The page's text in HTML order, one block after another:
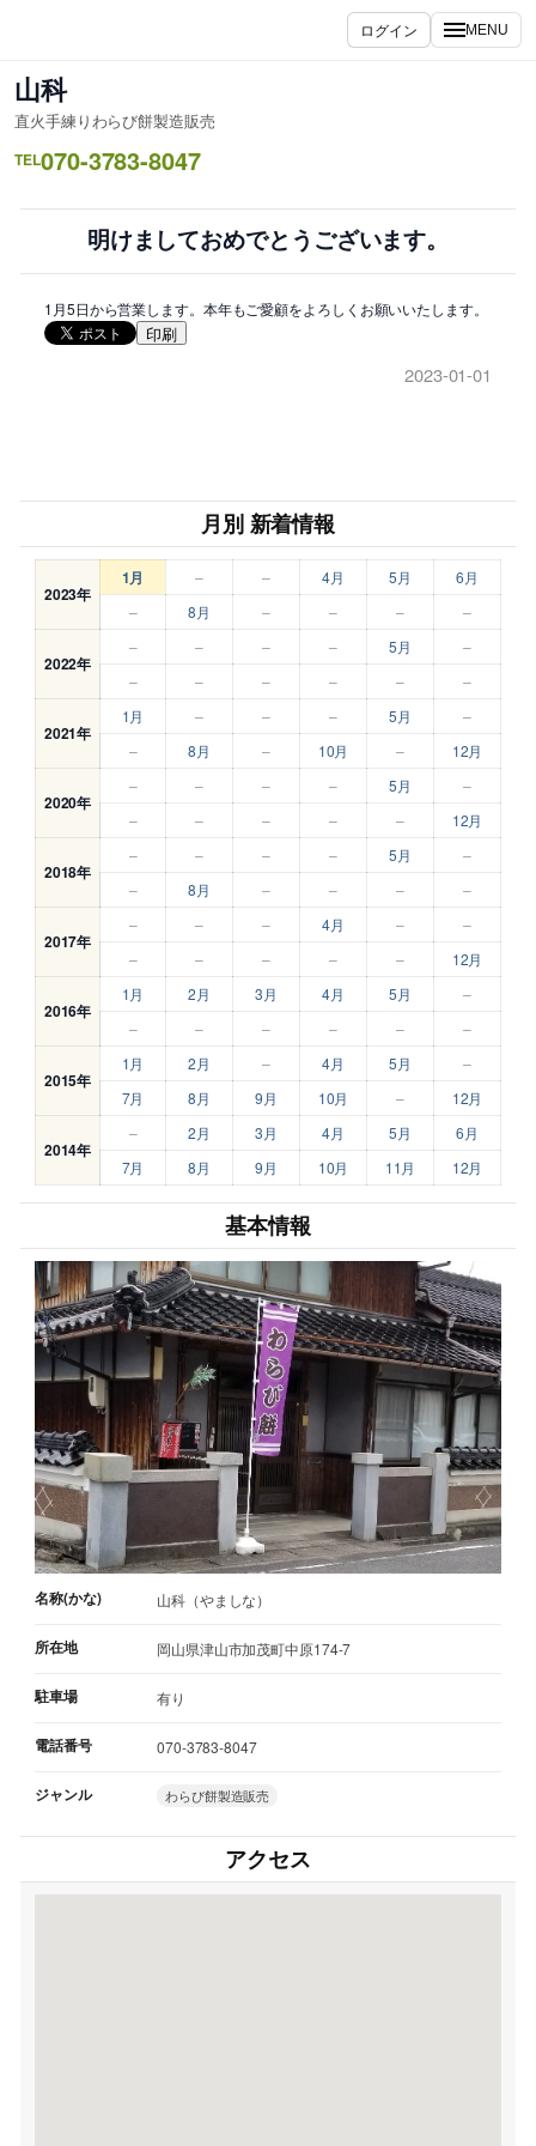
ス
キ
ッ
ログイン MENU
山科
直火手練りわらび餅製造販売
TEL070-3783-8047
明けましておめでとうございます。
1月5日から営業します。本年もご愛顧をよろしくお願いいたします。
印刷
2023-01-01
月別 新着情報
2023年
1月 – – 4月 5月
6月
–
8月 – – – –
2022年
– – – – 5月
–
–
– – – – –
2021年
1月 – – – 5月
–
–
8月 – 10月 – 12月
2020年
– – – – 5月
–
–
– – – – 12月
2018年
– – – – 5月
–
–
8月 – – – –
2017年
– – – 4月 –
–
–
– – – – 12月
2016年
1月 2月 3月 4月 5月
–
–
– – – – –
2015年
1月 2月 – 4月 5月
–
7月
8月 9月 10月 – 12月
2014年
– 2月 3月 4月 5月
6月
7月
8月 9月 10月 11月 12月
基本情報
名称(かな) 山科（やましな）
所在地 岡山県津山市加茂町中原174-7
駐車場 有り
電話番号 070-3783-8047
ジャンル わらび餅製造販売
アクセス